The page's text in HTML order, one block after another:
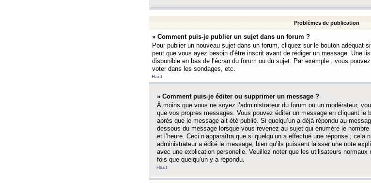
Problèmes de publication
» Comment puis-je publier un sujet dans un forum ?
Pour publier un nouveau sujet dans un forum, cliquez sur le bouton adéquat
peut que vous ayez besoin d’être inscrit avant de rédiger un message. Une
disponible en bas de l’écran du forum ou du sujet. Par exemple : vous
voter dans les sondages, etc.
Haut
» Comment puis-je éditer ou supprimer un message ?
À moins que vous ne soyez l’administrateur du forum ou un modérateur,
que vos propres messages. Vous pouvez éditer un message en cliquant le
après que le message ait été publié. Si quelqu’un a déjà répondu au
dessous du message lorsque vous revenez au sujet qui énumère le
et l’heure. Ceci n’apparaîtra que si quelqu’un a effectué une réponse ; cela
administrateur a édité le message, bien qu’ils puissent laisser une note
avec une explication personelle. Veuillez noter que les utilisateurs
fois que quelqu’un y a répondu.
Haut